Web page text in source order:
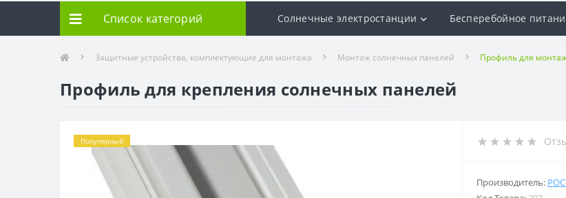
Список категорий Солнечные электростанции Бесперебойное
Защитные устройства, комплектующие для монтажа Монтаж солнечных панелей Профиль для
Профиль для крепления солнечных панелей
Популярный
Производитель: